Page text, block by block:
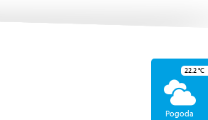
Pogoda
22.2°C